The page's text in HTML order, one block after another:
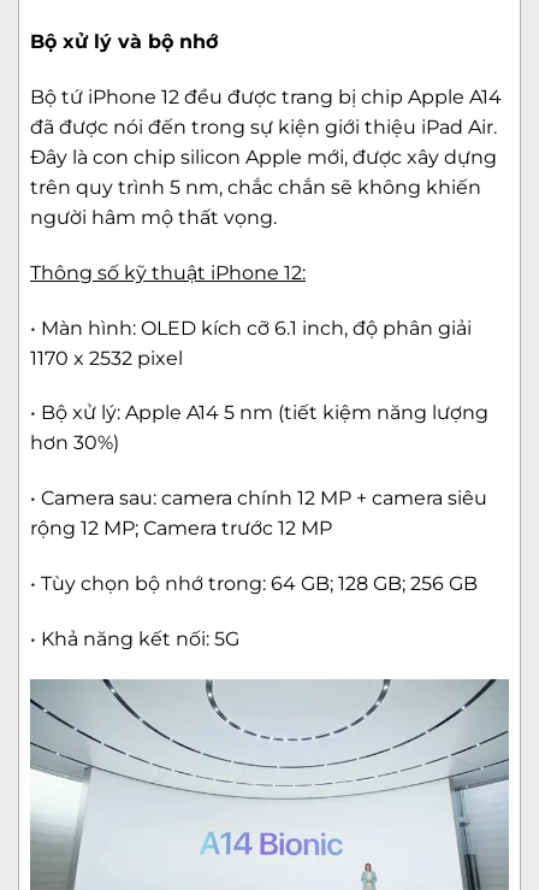
Bộ xử lý và bộ nhớ
Bộ tứ iPhone 12 đều được trang bị chip Apple A14
đã được nói đến trong sự kiện giới thiệu iPad Air.
Đây là con chip silicon Apple mới, được xây dựng
trên quy trình 5 nm, chắc chắn sẽ không khiến
người hâm mộ thất vọng.
Thông số kỹ thuật iPhone 12:
• Màn hình: OLED kích cỡ 6.1 inch, độ phân giải
1170 x 2532 pixel
• Bộ xử lý: Apple A14 5 nm (tiết kiệm năng lượng
hơn 30%)
• Camera sau: camera chính 12 MP + camera siêu
rộng 12 MP; Camera trước 12 MP
• Tùy chọn bộ nhớ trong: 64 GB; 128 GB; 256 GB
• Khả năng kết nối: 5G